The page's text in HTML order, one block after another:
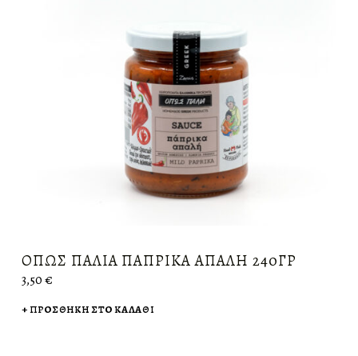
ΌΠΩΣ ΠΑΛΙΆ ΠΆΠΡΙΚΑ ΑΠΑΛΉ 240ΓΡ
3,50€
ΠΡΟΣΘΉΚΗ ΣΤΟ ΚΑΛΆΘΙ